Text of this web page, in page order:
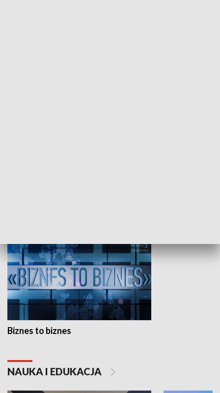
Biznes to biznes
NAUKA I EDUKACJA